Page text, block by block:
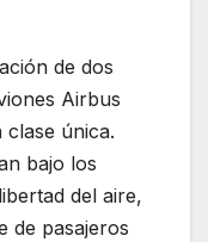
de dos
Airbus
clase única.
bajo los
del aire,
de pasajeros